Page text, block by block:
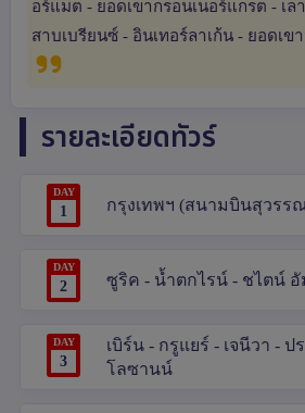
อร์แมต - ยอดเขากรอนเนอร์แกรต - เล
สาบเบรียนซ์ - อินเทอร์ลาเก้น - ยอดเข
รายละเอียดทัวร์
DAY
1 กรุงเทพฯ (สนามบินสุวรร
DAY
2 ซูริค - น้ำตกไรน์ - ชไตน์ อั
DAY
3
เบิร์น - กรูแยร์ - เจนีวา -
โลซานน์